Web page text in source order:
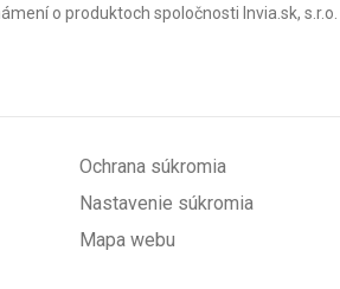
o produktoch spoločnosti Invia.sk, s.r.o.
Ochrana súkromia
Nastavenie súkromia
Mapa webu